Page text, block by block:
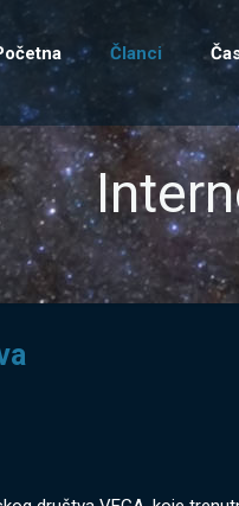
Članci